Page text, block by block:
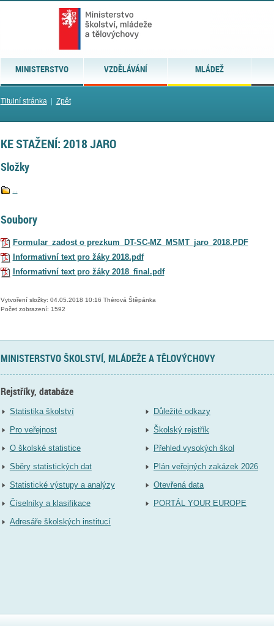
MINISTERSTVO VZDĚLÁVÁNÍ MLÁDEŽ
Titulní stránka| Zpět
KE STAŽENÍ: 2018 JARO
Složky
..
Soubory
Formular_zadost o prezkum_DT-SC-MZ_MSMT_jaro_2018.PDF
Informativní text pro žáky 2018.pdf
Informativní text pro žáky 2018_final.pdf
Vytvoření složky: 04.05.2018 10:16 Thérová Štěpánka
Počet zobrazení: 1592
MINISTERSTVO ŠKOLSTVÍ, MLÁDEŽE A TĚLOVÝCHOVY
Rejstříky, databáze
Statistika školství
Pro veřejnost
O školské statistice
Sběry statistických dat
Statistické výstupy a analýzy
Číselníky a klasifikace
Adresáře školských institucí
Důležité odkazy
Školský rejstřík
Přehled vysokých škol
Plán veřejných zakázek 2026
Otevřená data
PORTÁL YOUR EUROPE